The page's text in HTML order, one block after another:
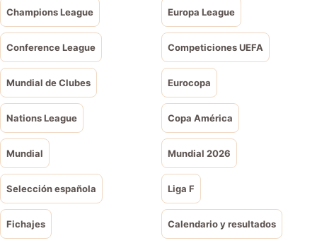
Champions League Europa League
Conference League Competiciones UEFA
Mundial de Clubes Eurocopa
Nations League Copa América
Mundial Mundial 2026
Selección española Liga F
Fichajes Calendario y resultados